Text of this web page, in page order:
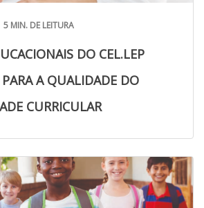
5 MIN. DE LEITURA
DO CEL.LEP
A QUALIDADE DO
CURRICULAR